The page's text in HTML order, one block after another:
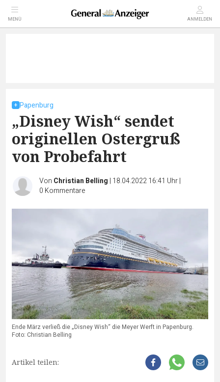
MENÜ ANMELDEN
Papenburg
„Disney Wish“ sendet
originellen Ostergruß
von Probefahrt
Von Christian Belling | 18.04.2022 16:41 Uhr|
0 Kommentare
Ende März verließ die „Disney Wish“ die Meyer Werft in Papenburg.
Foto: Christian Belling
Artikel teilen: